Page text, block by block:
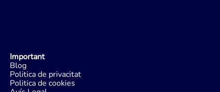
Important
Blog
Politica de privacitat
Politica de cookies